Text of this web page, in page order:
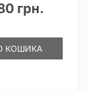
грн.
КОШИКА